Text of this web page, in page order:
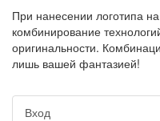
При нанесении логотипа
комбинирование
оригинальности.
лишь вашей фантазией!
Вход